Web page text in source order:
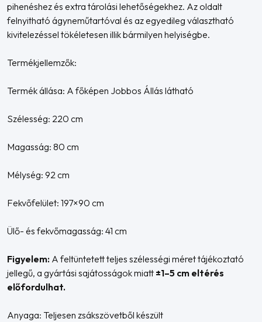
pihenéshez és extra tárolási lehetőségekhez. Az oldalt
felnyitható ágyneműtartóval és az egyedileg választható
kivitelezéssel tökéletesen illik bármilyen helyiségbe.
Termékjellemzők:
Termék állása: A főképen Jobbos Állás látható
Szélesség: 220 cm
Magasság: 80 cm
Mélység: 92 cm
Fekvőfelület: 197×90 cm
Ülő- és fekvőmagasság: 41 cm
Figyelem: A feltüntetett teljes szélességi méret tájékoztató
jellegű, a gyártási sajátosságok miatt ±1–5 cm eltérés
előfordulhat.
Anyaga: Teljesen zsákszövetből készült